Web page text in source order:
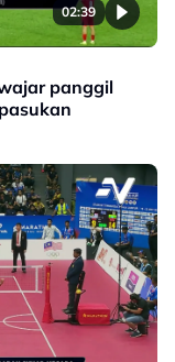
02:39
panggil